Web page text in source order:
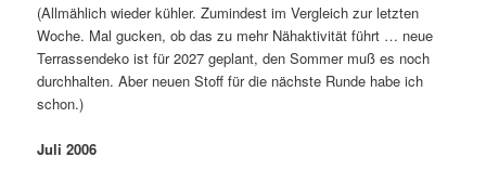
(Allmählich wieder kühler. Zumindest im Vergleich zur letzten
Woche. Mal gucken, ob das zu mehr Nähaktivität führt … neue
Terrassendeko ist für 2027 geplant, den Sommer muß es noch
durchhalten. Aber neuen Stoff für die nächste Runde habe ich
schon.)
Juli 2006